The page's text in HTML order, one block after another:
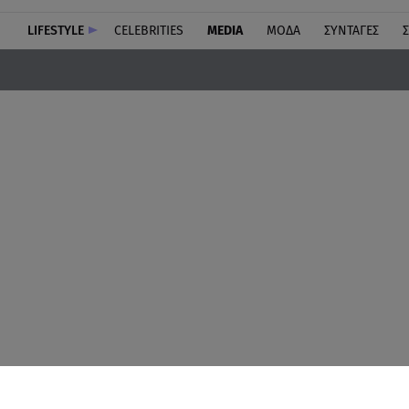
LIFESTYLE CELEBRITIES MEDIA ΜΟΔΑ ΣΥΝΤΑΓΕΣ